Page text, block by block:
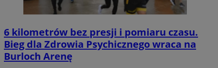
6 kilometrów bez presji i pomiaru czasu.
Bieg dla Zdrowia Psychicznego wraca na
Burloch Arenę